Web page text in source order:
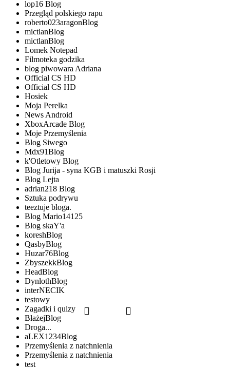
lop16 Blog
Przegląd polskiego rapu
roberto023aragonBlog
mictlanBlog
mictlanBlog
Lomek Notepad
Filmoteka godzika
blog piwowara Adriana
Official CS HD
Official CS HD
Hosiek
Moja Perelka
News Android
XboxArcade Blog
Moje Przemyślenia
Blog Siwego
Mdx91Blog
k'Otletowy Blog
Blog Jurija - syna KGB i matuszki Rosji
Blog Lejta
adrian218 Blog
Sztuka podrywu
teeztuje bloga.
Blog Mario14125
Blog skaY'a
koreshBlog
QasbyBlog
Huzar76Blog
ZbyszekkBlog
HeadBlog
DynlothBlog
interNECIK
testowy
Zagadki i quizy
BłażejBlog
Droga...
aLEX1234Blog
Przemyślenia z natchnienia
Przemyślenia z natchnienia
test